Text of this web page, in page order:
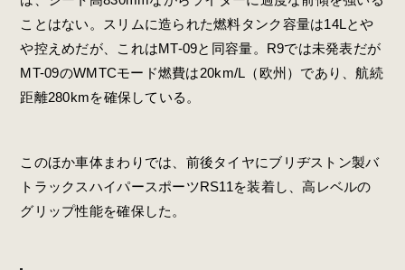
ことはない。スリムに造られた燃料タンク容量は14Lとや
や控えめだが、これはMT-09と同容量。R9では未発表だが
MT-09のWMTCモード燃費は20km/L（欧州）であり、航続
距離280kmを確保している。
このほか車体まわりでは、前後タイヤにブリヂストン製バ
トラックスハイパースポーツRS11を装着し、高レベルの
グリップ性能を確保した。